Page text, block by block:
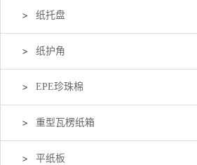
纸托盘
纸护角
EPE珍珠棉
重型瓦楞纸箱
平纸板